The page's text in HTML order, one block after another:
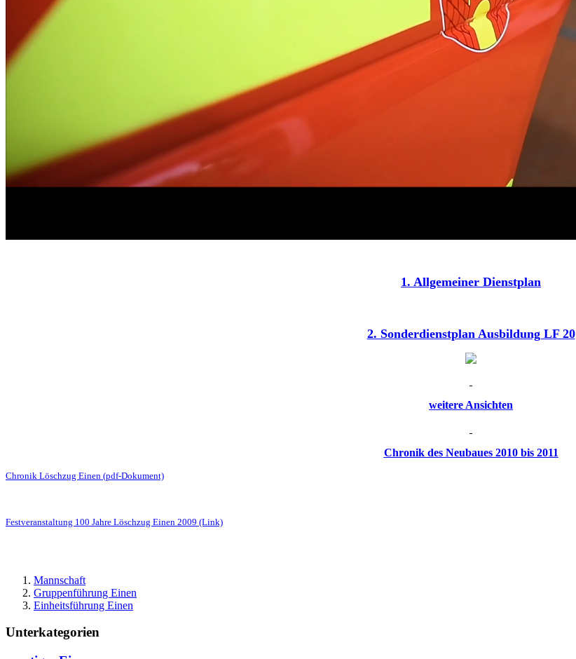
1. Allgemeiner Dienstplan
2. Sonderdienstplan Ausbildung LF 20
weitere Ansichten
Chronik des Neubaues 2010 bis 2011
Chronik Löschzug Einen (pdf-Dokument)
Festveranstaltung 100 Jahre Löschzug Einen 2009 (Link)
Mannschaft
Gruppenführung Einen
Einheitsführung Einen
Unterkategorien